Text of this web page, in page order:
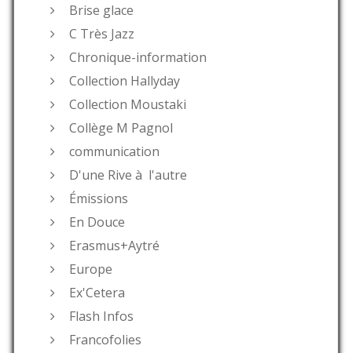
Brise glace
C Très Jazz
Chronique-information
Collection Hallyday
Collection Moustaki
Collège M Pagnol
communication
D'une Rive à l'autre
Émissions
En Douce
Erasmus+Aytré
Europe
Ex'Cetera
Flash Infos
Francofolies